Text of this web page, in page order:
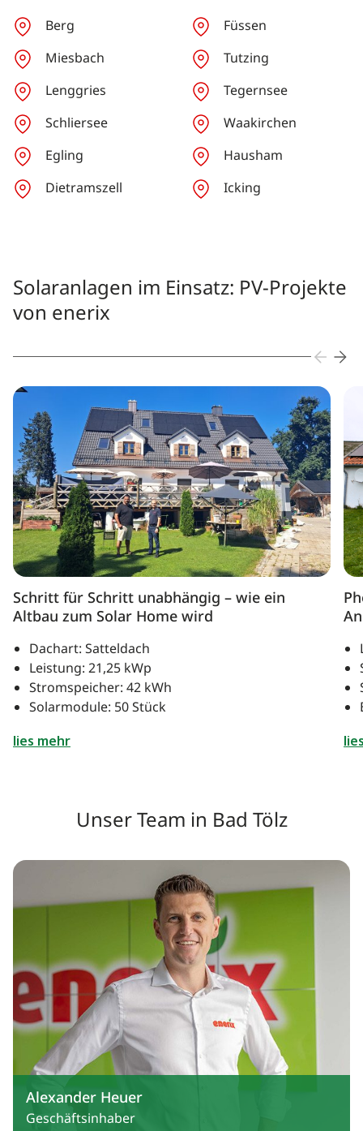
Berg
Füssen
Miesbach
Tutzing
Lenggries
Tegernsee
Schliersee
Waakirchen
Egling
Hausham
Dietramszell
Icking
Solaranlagen im Einsatz: PV-Projekte
von enerix
Schritt für Schritt unabhängig – wie ein
Altbau zum Solar Home wird
Dachart: Satteldach
Leistung: 21,25 kWp
Stromspeicher: 42 kWh
Solarmodule: 50 Stück
lies mehr
Unser Team in Bad Tölz
Alexander Heuer
Geschäftsinhaber